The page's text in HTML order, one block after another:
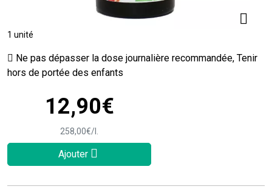
1 unité
Ne pas dépasser la dose journalière recommandée, Tenir
hors de portée des enfants
12,90€
258,00€/
Ajouter